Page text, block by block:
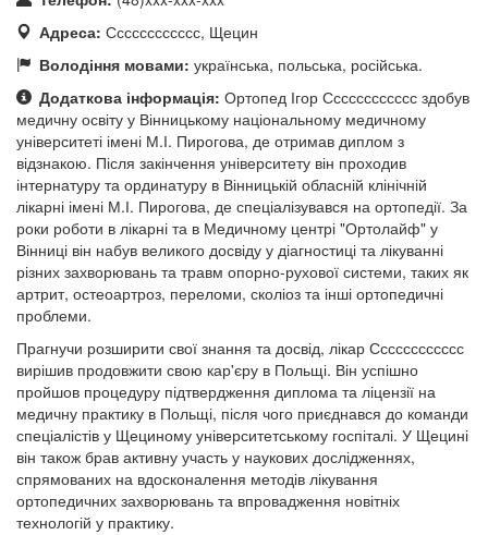
Адреса: Сссссссссссс, Щецин
Володіння мовами: українська, польська, російська.
Додаткова інформація: Ортопед Ігор Сссссссссссс здобув
медичну освіту у Вінницькому національному медичному
університеті імені М.І. Пирогова, де отримав диплом з
відзнакою. Після закінчення університету він проходив
інтернатуру та ординатуру в Вінницькій обласній клінічній
лікарні імені М.І. Пирогова, де спеціалізувався на ортопедії. За
роки роботи в лікарні та в Медичному центрі "Ортолайф" у
Вінниці він набув великого досвіду у діагностиці та лікуванні
різних захворювань та травм опорно-рухової системи, таких як
артрит, остеоартроз, переломи, сколіоз та інші ортопедичні
проблеми.
Прагнучи розширити свої знання та досвід, лікар Сссссссссссс
вирішив продовжити свою кар'єру в Польщі. Він успішно
пройшов процедуру підтвердження диплома та ліцензії на
медичну практику в Польщі, після чого приєднався до команди
спеціалістів у Щециному університетському госпіталі. У Щецині
він також брав активну участь у наукових дослідженнях,
спрямованих на вдосконалення методів лікування
ортопедичних захворювань та впровадження новітніх
технологій у практику.